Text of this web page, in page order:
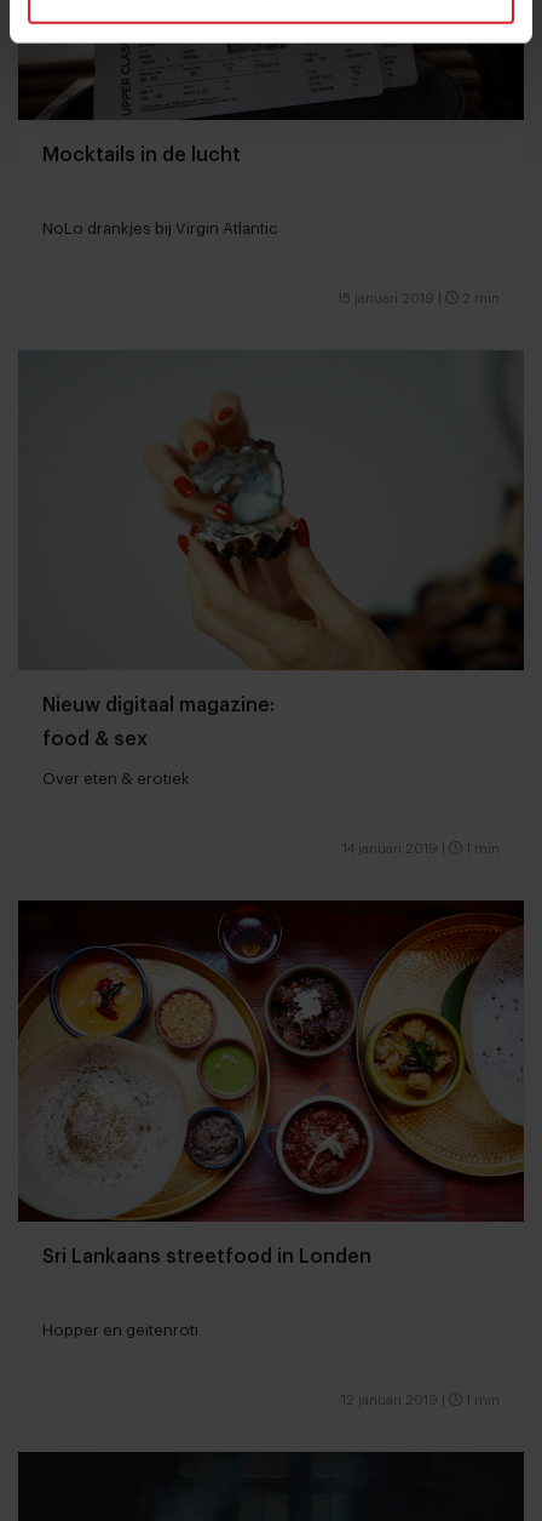
Mocktails in de lucht
NoLo drankjes bij Virgin Atlantic
15 januari 2019 2 min
Nieuw digitaal magazine:
food & sex
Over eten & erotiek
14 januari 2019 1 min
Sri Lankaans streetfood in Londen
Hopper en geitenroti
12 januari 2019 1 min